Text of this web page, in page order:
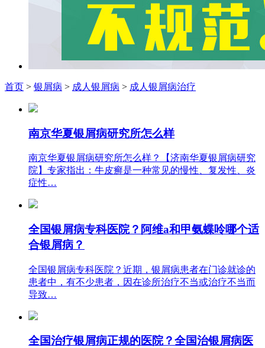
首页 > 银屑病 > 成人银屑病 > 成人银屑病治疗
南京华夏银屑病研究所怎么样
南京华夏银屑病研究所怎么样？【济南华夏银屑病研究
院】专家指出：牛皮癣是一种常见的慢性、复发性、炎
症性…
全国银屑病专科医院？阿维a和甲氨蝶呤哪个适
合银屑病？
全国银屑病专科医院？近期，银屑病患者在门诊就诊的
患者中，有不少患者，因在诊所治疗不当或治疗不当而
导致…
全国治疗银屑病正规的医院？全国治银屑病医